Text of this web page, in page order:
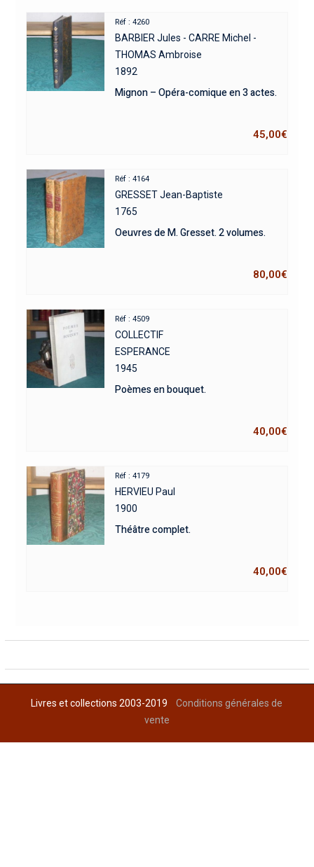
Réf : 4260
BARBIER Jules - CARRE Michel -
THOMAS Ambroise
1892
Mignon – Opéra-comique en 3 actes.
45,00€
Réf : 4164
GRESSET Jean-Baptiste
1765
Oeuvres de M. Gresset. 2 volumes.
80,00€
Réf : 4509
COLLECTIF
ESPERANCE
1945
Poèmes en bouquet.
40,00€
Réf : 4179
HERVIEU Paul
1900
Théâtre complet.
40,00€
Livres et collections 2003-2019Conditions générales de
vente